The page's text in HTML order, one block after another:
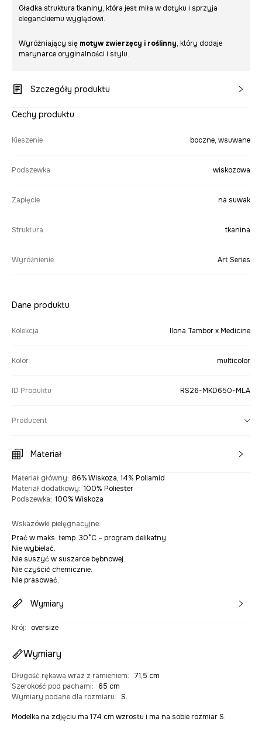
Gładka struktura tkaniny, która jest miła w dotyku i sprzyja
eleganckiemu wyglądowi.
Wyróżniający się motyw zwierzęcy i roślinny, który dodaje
marynarce oryginalności i stylu.
Szczegóły produktu
Cechy produktu
Kieszenie boczne, wsuwane
Podszewka wiskozowa
Zapięcie na suwak
Struktura tkanina
Wyróżnienie Art Series
Dane produktu
Kolekcja Ilona Tambor x Medicine
Kolor multicolor
ID Produktu RS26-MKD650-MLA
Producent
Materiał
Materiał główny: 86% Wiskoza, 14% Poliamid
Materiał dodatkowy: 100% Poliester
Podszewka: 100% Wiskoza
Wskazówki pielęgnacyjne:
Prać w maks. temp. 30°C – program delikatny.
Nie wybielać.
Nie suszyć w suszarce bębnowej.
Nie czyścić chemicznie.
Nie prasować.
Wymiary
Krój: oversize
Wymiary
Długość rękawa wraz z ramieniem:
71,5 cm
Szerokość pod pachami:
65 cm
Wymiary podane dla rozmiaru: S.
Modelka na zdjęciu ma 174 cm wzrostu i ma na sobie rozmiar S.